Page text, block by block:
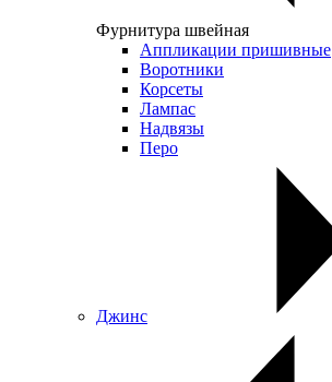
Фурнитура швейная
Аппликации пришивные
Воротники
Корсеты
Лампас
Надвязы
Перо
Джинс